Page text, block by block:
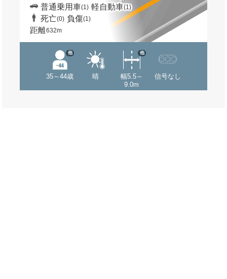
普通乗用車(1) 軽自動車(1)
死亡(0) 負傷(1)
距離632m
35～44歳
他
晴
幅5.5～
9.0m
他
信号なし